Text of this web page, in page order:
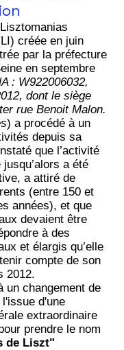
créée en juin
par la préfecture
en septembre
: W922006032,
dont le siège
rue Benoit Malon.
) a procédé à un
depuis sa
que l’activité
jusqu’alors a été
a attiré de
(entre 150 et
années), et que
devaient être
à des
et élargis qu’elle
compte de son
2012.
un changement de
d'une
extraordinaire
prendre le nom
de Liszt"